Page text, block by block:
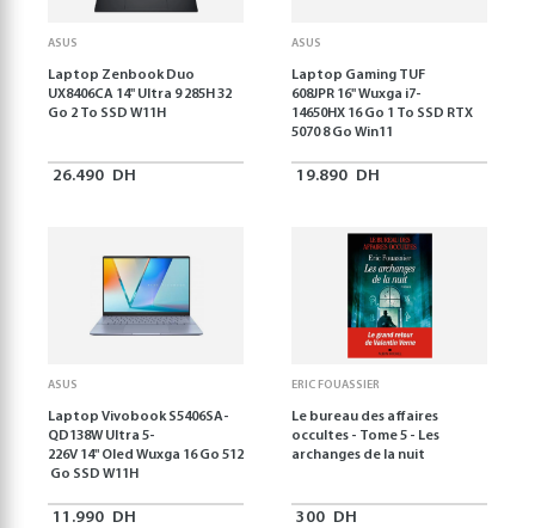
ASUS
Laptop Zenbook Duo
UX8406CA 14'' Ultra 9 285H 32
Go 2 To SSD W11H
26.490 DH
ASUS
Laptop Gaming TUF
608JPR 16'' Wuxga i7-
14650HX 16 Go 1 To SSD RTX
5070 8 Go Win11
19.890 DH
ASUS
Laptop Vivobook S5406SA-
QD138W Ultra 5-
226V 14" Oled Wuxga 16 Go 512
Go SSD W11H
11.990 DH
ERIC FOUASSIER
Le bureau des affaires
occultes - Tome 5 - Les
archanges de la nuit
300 DH